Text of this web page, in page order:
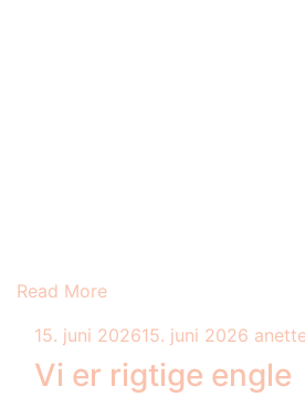
Read More
15. juni 202615. juni 2026
Vi er rigtige engle